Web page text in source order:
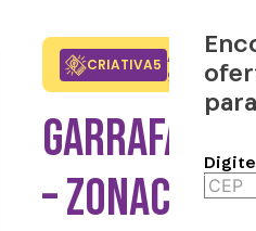
Digite
CRIATIVA5 Adicione
ganhe
GARRAFA
–